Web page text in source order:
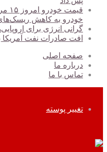
خودرو به کاهش
گرانی انرژی برای
افت صادرات نفت آمریکا به
صفحه اصلی
درباره ما
تماس با ما
تغییر پوسته